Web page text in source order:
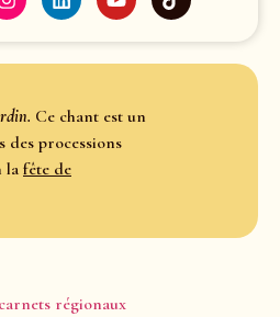
Ce chant est un
des processions
la fête de
régionaux